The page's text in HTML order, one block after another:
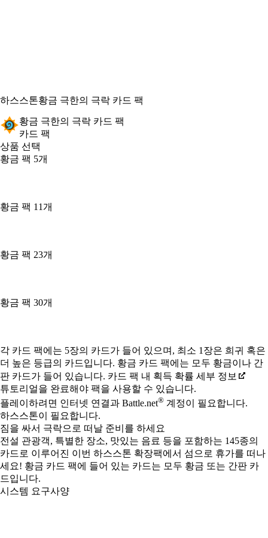
하스스톤황금 극한의 극락 카드 팩
황금 극한의 극락 카드 팩
카드 팩
상품 선택
황금 팩 5개
황금 팩 11개
황금 팩 23개
황금 팩 30개
Available actions
각 카드 팩에는 5장의 카드가 들어 있으며, 최소 1장은 희귀 혹은
더 높은 등급의 카드입니다. 황금 카드 팩에는 모두 황금이나 간
판 카드가 들어 있습니다. 카드 팩 내 획득 확률 세부 정보
튜토리얼을 완료해야 팩을 사용할 수 있습니다.
플레이하려면 인터넷 연결과 Battle.net® 계정이 필요합니다.
하스스톤이 필요합니다.
짐을 싸서 극락으로 떠날 준비를 하세요
전설 관광객, 특별한 장소, 맛있는 음료 등을 포함하는 145종의
카드로 이루어진 이번 하스스톤 확장팩에서 섬으로 휴가를 떠나
세요! 황금 카드 팩에 들어 있는 카드는 모두 황금 또는 간판 카
드입니다.
시스템 요구사양